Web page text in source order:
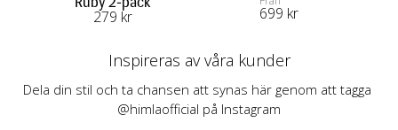
279 kr 699 kr
Inspireras av våra kunder
Dela din stil och ta chansen att synas här genom att tagga
@himlaofficial på Instagram